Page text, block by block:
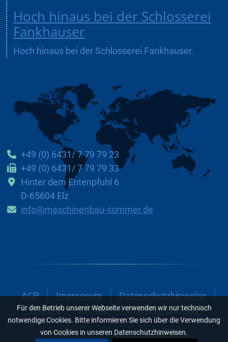
Für den Betrieb unserer Webseite verwenden wir nur technisch
notwendige Cookies. Bitte informieren Sie sich über die Verwendung
von Cookies in unseren Datenschutzhinweisen.
Hoch hinaus bei der Schlosserei
Fankhauser
Hoch hinaus bei der Schlosserei Fankhauser.
+49 (0) 6431/ 7 79 79 23
+49 (0) 6431/ 7 79 79 33
Hinter dem Entenpfuhl 6
D-65604 Elz
info@maschinenbau-sommer.de
AGB Impressum
Datenschutzhinweise
Kontakt
Suchen Inhaltsverzeichnis